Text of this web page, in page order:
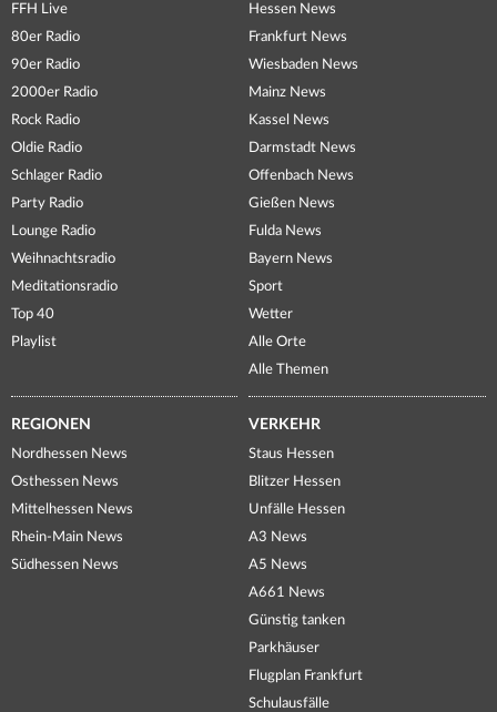
FFH Live
80er Radio
90er Radio
2000er Radio
Rock Radio
Oldie Radio
Schlager Radio
Party Radio
Lounge Radio
Weihnachtsradio
Meditationsradio
Top 40
Playlist
Hessen News
Frankfurt News
Wiesbaden News
Mainz News
Kassel News
Darmstadt News
Offenbach News
Gießen News
Fulda News
Bayern News
Sport
Wetter
Alle Orte
Alle Themen
REGIONEN
Nordhessen News
Osthessen News
Mittelhessen News
Rhein-Main News
Südhessen News
VERKEHR
Staus Hessen
Blitzer Hessen
Unfälle Hessen
A3 News
A5 News
A661 News
Günstig tanken
Parkhäuser
Flugplan Frankfurt
Schulausfälle